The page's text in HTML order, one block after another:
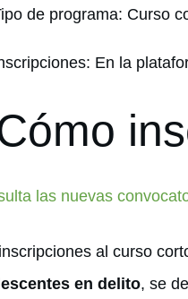
de programa: Curso
En la
las nuevas
al curso
en delito, se